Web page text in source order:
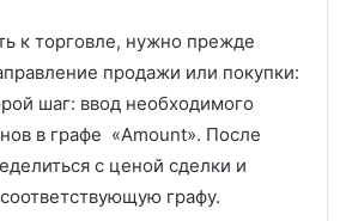
к торговле, нужно прежде
продажи или покупки:
шаг: ввод необходимого
в графе «Amount». После
с ценой сделки и
графу.